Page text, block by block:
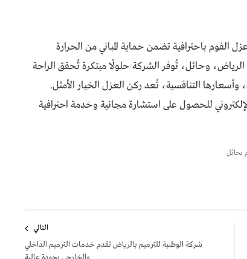
باحترافية تضمن حماية المباني من الحرارة
وحائل، تُوفر الشركة حلولًا مبتكرة تُحقق الراحة
وأسعارها التنافسية، تُعد ركن العزل الخيار الأمثل.
أو زوروا الموقع الإلكتروني للحصول على استشارة مجانية وخدمة احترافية
بحائل
التالي
شركة الوطنية للترميم بالرياض تقدم خدمات الترميم الداخلي